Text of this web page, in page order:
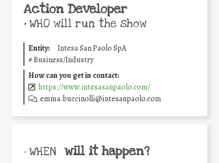
Action Developer
•WHO will run the show
Entity:
Intesa San Paolo SpA
#Business/Industry
How can you get in contact:
https://www.intesasanpaolo.com/
emma.buccinolli@intesanpaolo.com
• WHEN will it happen?